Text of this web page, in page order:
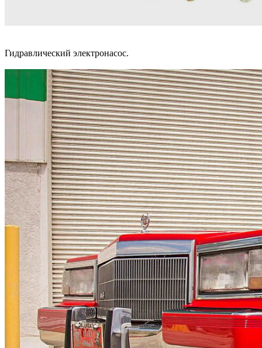
Гидравлический электронасос.